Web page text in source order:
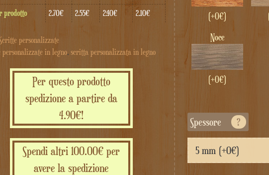
prodotto
2.70€ 2.55€ 2.40€ 2.10€
personalizzate
personalizzate in legno, scritta personalizzata in legno
Per questo prodotto
spedizione a partire da
4.90€!
Spendi altri 100.00€ per
avere la spedizione
(+0€)
Noce
(+0€)
Spessore ?